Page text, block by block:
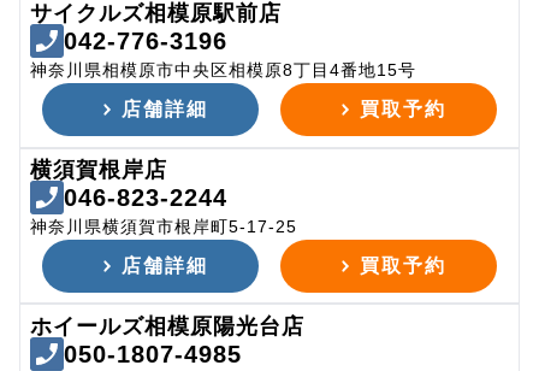
サイクルズ相模原駅前店
042-776-3196
神奈川県相模原市中央区相模原8丁目4番地15号
店舗詳細 買取予約
横須賀根岸店
046-823-2244
神奈川県横須賀市根岸町5-17-25
店舗詳細 買取予約
ホイールズ相模原陽光台店
050-1807-4985